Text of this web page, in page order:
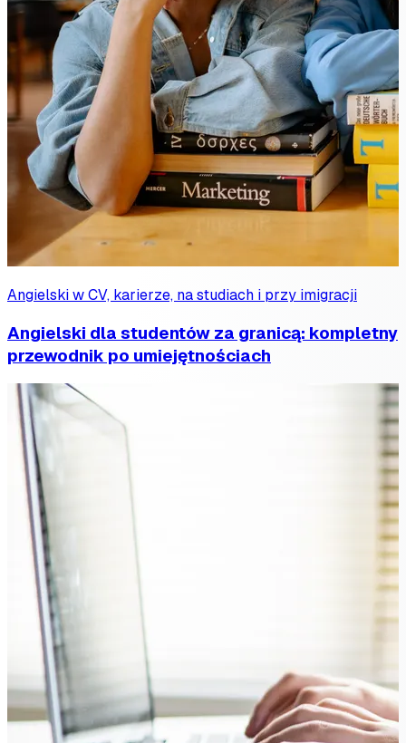
Angielski w CV, karierze, na studiach i przy imigracji
Angielski dla studentów za granicą: kompletny
przewodnik po umiejętnościach